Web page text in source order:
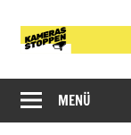
Inhalt
gegen
die
MENÜ